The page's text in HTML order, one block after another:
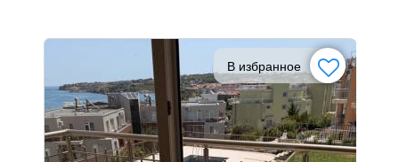
В избранное